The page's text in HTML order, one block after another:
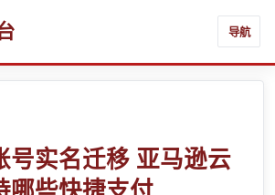
导航
号实名迁移 亚马逊云